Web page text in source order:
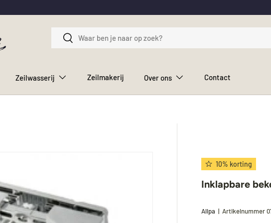
Zoeken
Zoeken
Zeilwasserij Zeilmakerij Over ons Contact
10% korting
Inklapbare
Allpa |Artikelnummer